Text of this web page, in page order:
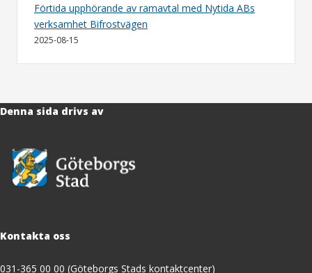
Förtida upphörande av ramavtal med Nytida ABs
verksamhet Bifrostvägen
2025-08-15
Denna sida drivs av
Kontakta oss
031-365 00 00 (Göteborgs Stads kontaktcenter)